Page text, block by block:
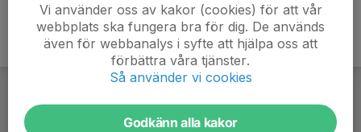
Vi använder oss av kakor (cookies) för att vår
webbplats ska fungera bra för dig. De används
även för webbanalys i syfte att hjälpa oss att
förbättra våra tjänster.
Så använder vi cookies
Godkänn alla kakor